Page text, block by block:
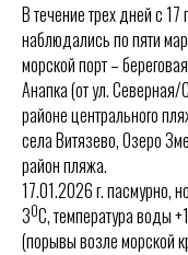
В течение трех дней с
наблюдались по пяти
морской порт –
Анапка (от ул.
районе центрального
села Витязево, Озеро
район пляжа.
17.01.2026 г. пасмурно,
30С, температура воды
(порывы возле морской